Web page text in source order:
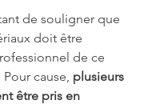
de souligner que
doit être
de ce
cause, plusieurs
être pris en